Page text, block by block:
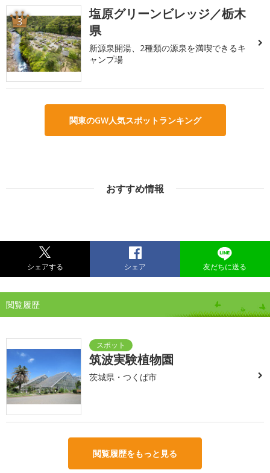
3
塩原グリーンビレッジ／栃木
県
新源泉開湯、2種類の源泉を満喫できるキ
ャンプ場
関東のGW人気スポットランキング
おすすめ情報
シェアする シェア 友だちに送る
閲覧履歴
筑波実験植物園
茨城県・つくば市
閲覧履歴をもっと見る